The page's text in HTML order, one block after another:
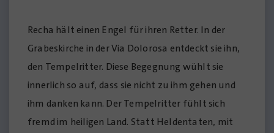
Recha hält einen Engel für ihren Retter. In der
Grabeskirche in der Via Dolorosa entdeckt sie ihn,
den Tempelritter. Diese Begegnung wühlt sie
innerlich so auf, dass sie nicht zu ihm gehen und
ihm danken kann. Der Tempelritter fühlt sich
fremd im heiligen Land. Statt Heldentaten, mit